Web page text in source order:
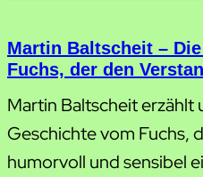
Martin Baltscheit –
Fuchs, der den
Martin Baltscheit erzählt
Geschichte vom Fuchs,
humorvoll und sensibel